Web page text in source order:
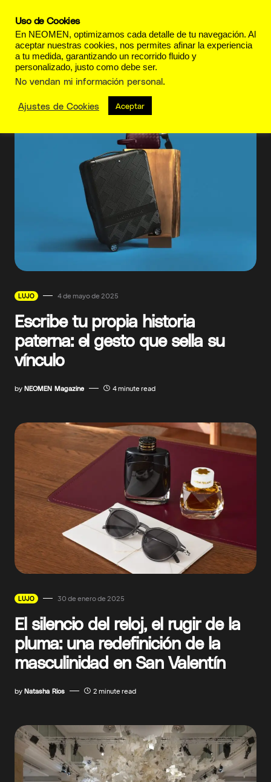
Montblanc
LUJO 4 de mayo de 2025
Escribe tu propia historia
paterna: el gesto que sella su
vínculo
by NEOMEN Magazine 4 minute read
LUJO 30 de enero de 2025
El silencio del reloj, el rugir de la
pluma: una redefinición de la
masculinidad en San Valentín
by Natasha Rios 2 minute read
Uso de Cookies
En NEOMEN, optimizamos cada detalle de tu navegación. Al
aceptar nuestras cookies, nos permites afinar la experiencia
a tu medida, garantizando un recorrido fluido y
personalizado, justo como debe ser.
No vendan mi información personal.
Ajustes de Cookies Aceptar